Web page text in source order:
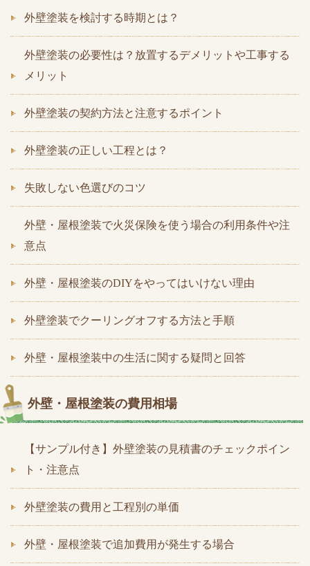
外壁塗装を検討する時期とは？
外壁塗装の必要性は？放置するデメリットや工事する
メリット
外壁塗装の契約方法と注意するポイント
外壁塗装の正しい工程とは？
失敗しない色選びのコツ
外壁・屋根塗装で火災保険を使う場合の利用条件や注
意点
外壁・屋根塗装のDIYをやってはいけない理由
外壁塗装でクーリングオフする方法と手順
外壁・屋根塗装中の生活に関する疑問と回答
外壁・屋根塗装の費用相場
【サンプル付き】外壁塗装の見積書のチェックポイン
ト・注意点
外壁塗装の費用と工程別の単価
外壁・屋根塗装で追加費用が発生する場合